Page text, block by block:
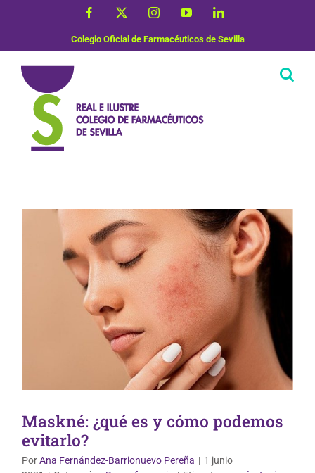
Facebook InstagramYouTubeLinkedIn
Colegio Oficial de Farmacéuticos de Sevilla
Maskné: ¿qué es y cómo podemos
evitarlo?
PorAna Fernández-Barrionuevo Pereña | 1 junio